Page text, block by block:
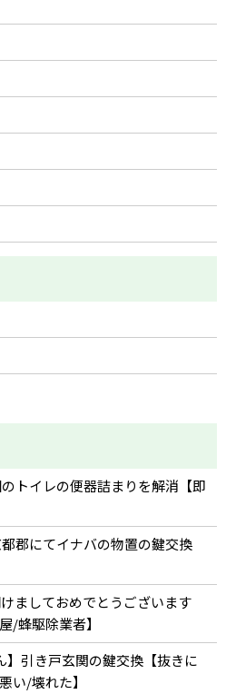
トイレの便器詰まりを解消【即
郡にてイナバの物置の鍵交換
ましておめでとうございます
/蜂駆除業者】
】引き戸玄関の鍵交換【抜きに
い/壊れた】